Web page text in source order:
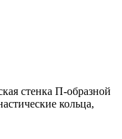
стенка П-образной
кольца,